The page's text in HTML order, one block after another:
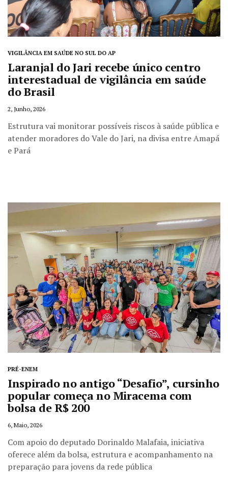
VIGILÂNCIA EM SAÚDE NO SUL DO AP
Laranjal do Jari recebe único centro
interestadual de vigilância em saúde
do Brasil
2, Junho, 2026
Estrutura vai monitorar possíveis riscos à saúde pública e
atender moradores do Vale do Jari, na divisa entre Amapá
e Pará
PRÉ-ENEM
Inspirado no antigo “Desafio”, cursinho
popular começa no Miracema com
bolsa de R$ 200
6, Maio, 2026
Com apoio do deputado Dorinaldo Malafaia, iniciativa
oferece além da bolsa, estrutura e acompanhamento na
preparação para jovens da rede pública